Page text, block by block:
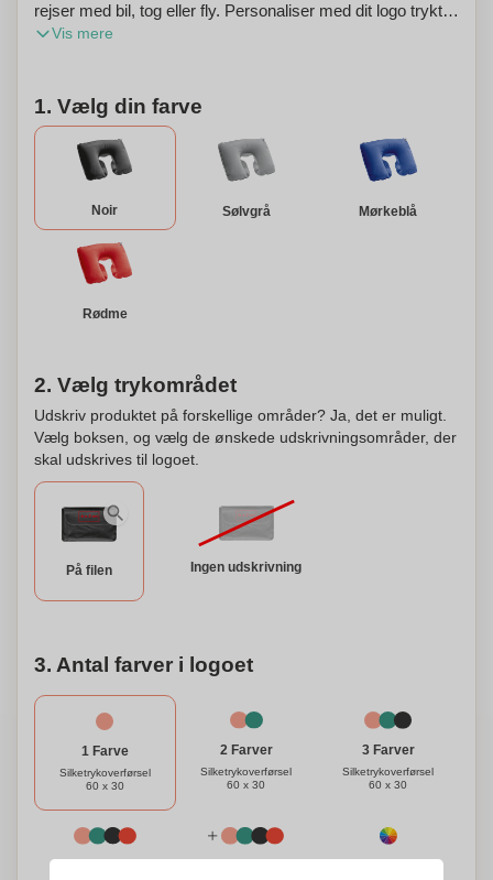
rejser med bil, tog eller fly. Personaliser med dit logo trykt
på etuiet eller puden.
Vis mere
1. Vælg din farve
Noir Sølvgrå Mørkeblå
Rødme
2. Vælg trykområdet
Udskriv produktet på forskellige områder? Ja, det er muligt.
Vælg boksen, og vælg de ønskede udskrivningsområder, der
skal udskrives til logoet.
På filen Ingen udskrivning
3. Antal farver i logoet
1 Farve
Silketrykoverførsel
60 x 30
2 Farver
Silketrykoverførsel
60 x 30
3 Farver
Silketrykoverførsel
60 x 30